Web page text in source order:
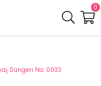
0
Süngeri No: 0033